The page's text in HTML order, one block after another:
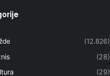
(12.826)
(28)
(29)